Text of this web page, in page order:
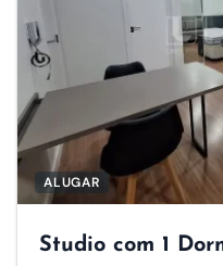
ALUGAR
Studio com 1